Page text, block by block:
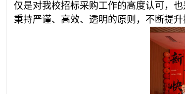
仅是对我校招标采购工作的高度认可，
秉持严谨、高效、透明的原则，不断提